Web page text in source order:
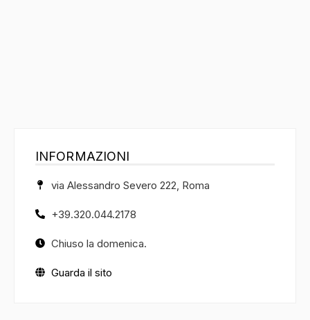
INFORMAZIONI
via Alessandro Severo 222, Roma
+39.320.044.2178
Chiuso la domenica.
Guarda il sito